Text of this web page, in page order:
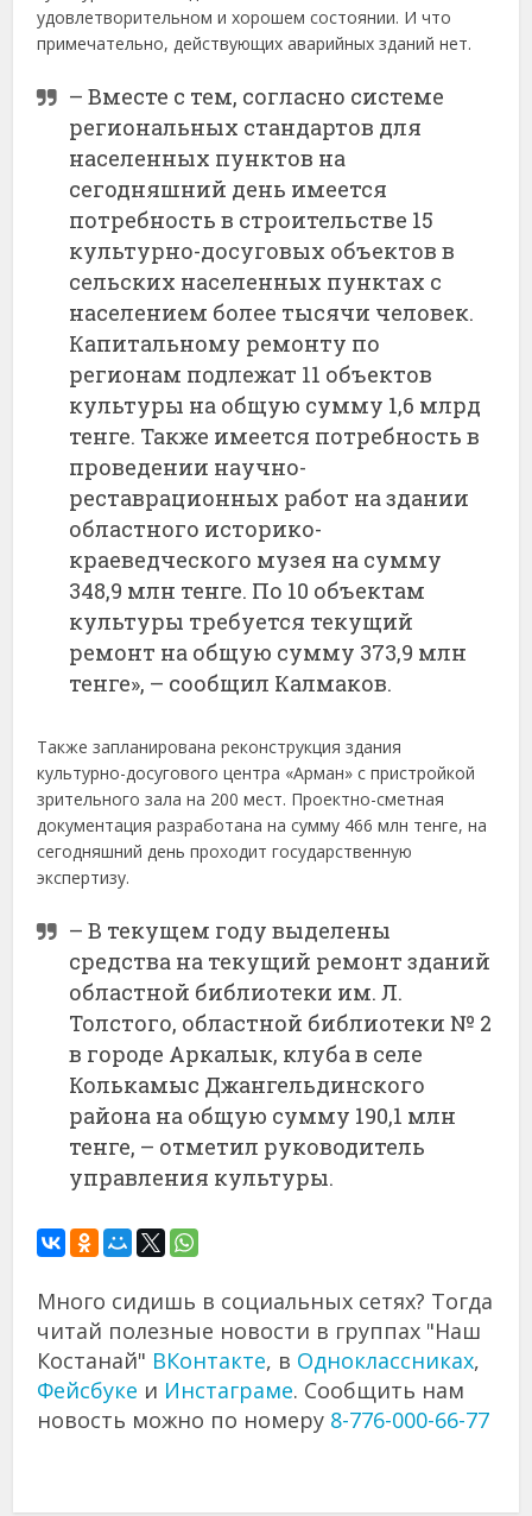
удовлетворительном и хорошем состоянии. И что
примечательно, действующих аварийных зданий нет.
– Вместе с тем, согласно системе
региональных стандартов для
населенных пунктов на
сегодняшний день имеется
потребность в строительстве 15
культурно-досуговых объектов в
сельских населенных пунктах с
населением более тысячи человек.
Капитальному ремонту по
регионам подлежат 11 объектов
культуры на общую сумму 1,6 млрд
тенге. Также имеется потребность в
проведении научно-
реставрационных работ на здании
областного историко-
краеведческого музея на сумму
348,9 млн тенге. По 10 объектам
культуры требуется текущий
ремонт на общую сумму 373,9 млн
тенге», – сообщил Калмаков.
Также запланирована реконструкция здания
культурно-досугового центра «Арман» с пристройкой
зрительного зала на 200 мест. Проектно-сметная
документация разработана на сумму 466 млн тенге, на
сегодняшний день проходит государственную
экспертизу.
– В текущем году выделены
средства на текущий ремонт зданий
областной библиотеки им. Л.
Толстого, областной библиотеки № 2
в городе Аркалык, клуба в селе
Колькамыс Джангельдинского
района на общую сумму 190,1 млн
тенге, – отметил руководитель
управления культуры.
Много сидишь в социальных сетях? Тогда
читай полезные новости в группах "Наш
Костанай" ВКонтакте, в Одноклассниках,
Фейсбуке и Инстаграме. Сообщить нам
новость можно по номеру 8-776-000-66-77